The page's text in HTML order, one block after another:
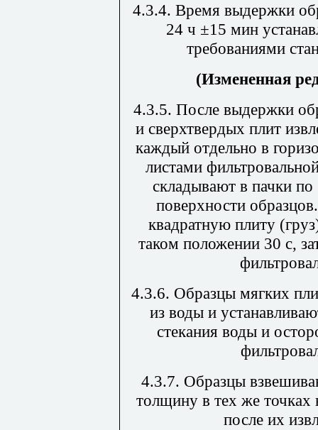
4.3.4. Время выдержки
24 ч ±15 мин
требованиями
(Измененная
4.3.5. После выдержки
и сверхтвердых плит
каждый отдельно в
листами
складывают в пачки
поверхности
квадратную плиту
таком положении 30 с,
4.3.6. Образцы мягких
из воды и
стекания воды и
4.3.7. Образцы
толщину в тех же точках
после их